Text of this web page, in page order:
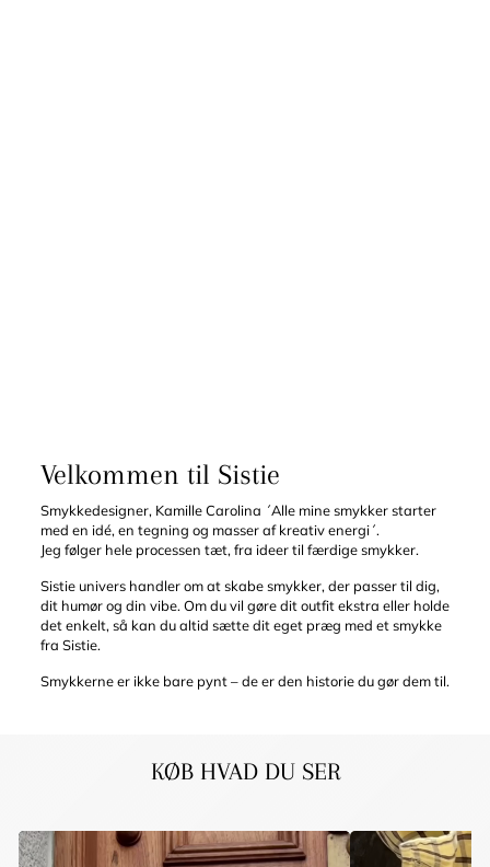
Velkommen til Sistie
Smykkedesigner, Kamille Carolina ´Alle mine smykker starter
med en idé, en tegning og masser af kreativ energi´.
Jeg følger hele processen tæt, fra ideer til færdige smykker.
Sistie univers handler om at skabe smykker, der passer til dig,
dit humør og din vibe. Om du vil gøre dit outfit ekstra eller holde
det enkelt, så kan du altid sætte dit eget præg med et smykke
fra Sistie.
Smykkerne er ikke bare pynt – de er den historie du gør dem til.
KØB HVAD DU SER